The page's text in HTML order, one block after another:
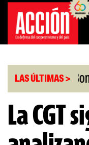
Saltar
contenido
LAS ÚLTIMAS >
en julio |
La CGT